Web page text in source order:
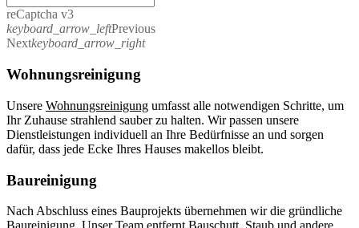
reCaptcha v3
keyboard_arrow_leftPrevious
Nextkeyboard_arrow_right
Wohnungsreinigung
Unsere Wohnungsreinigung umfasst alle notwendigen Schritte, um
Ihr Zuhause strahlend sauber zu halten. Wir passen unsere
Dienstleistungen individuell an Ihre Bedürfnisse an und sorgen
dafür, dass jede Ecke Ihres Hauses makellos bleibt.
Baureinigung
Nach Abschluss eines Bauprojekts übernehmen wir die gründliche